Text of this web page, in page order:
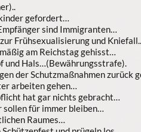
gefordert…
sind Immigranten…
Frühsexualisierung und Kniefall..
am Reichstag gehisst…
und Hals…(Bewährungsstrafe).
der Schutzmaßnahmen zurück
arbeiten gehen…
hat gar nichts gebracht…
sollen für immer bleiben…
Raumes…